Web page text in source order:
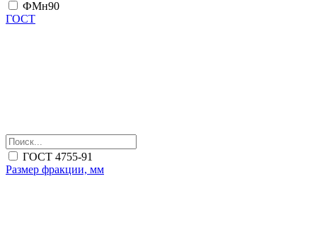
ФМн90
ГОСТ
ГОСТ 4755-91
Размер фракции, мм